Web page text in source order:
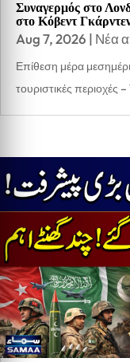
Συναγερμός στο
στο Κόβεντ
Aug 7, 2026 | Νέα
Επίθεση μέρα
τουριστικές περιοχές